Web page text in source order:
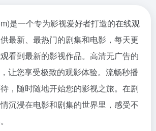
是一个专为影视爱好者打造的在线观
最新、最热门的剧集和电影，每天更
看到最新的影视作品。高清无广告的
让您享受极致的观影体验。流畅秒播
，随时随地开始您的影视之旅。在剧
沉浸在电影和剧集的世界里，感受不